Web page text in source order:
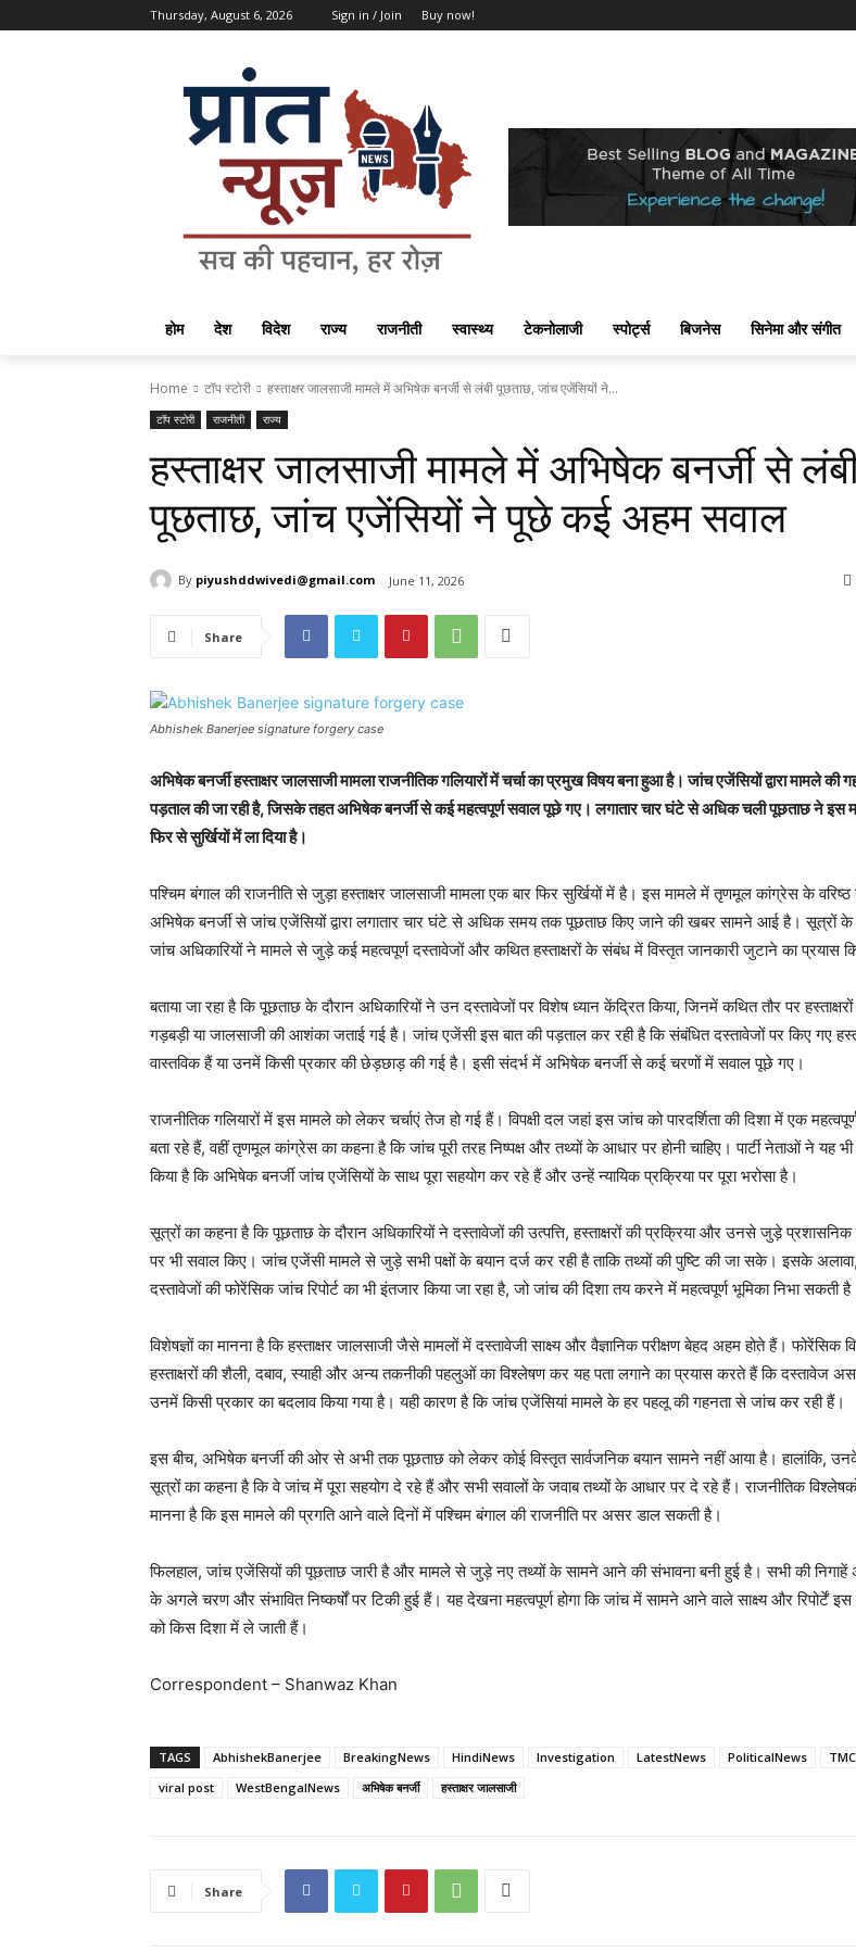
Thursday, August 6, 2026 Sign in / Join Buy now!
होम देश विदेश राज्य राजनीती स्वास्थ्य टेकनोलाजी स्पोर्ट्स बिजनेस सिनेमा और संगीत
Home टॉप स्टोरी हस्ताक्षर जालसाजी मामले में अभिषेक बनर्जी से लंबी पूछताछ, जांच एजेंसियों ने...
टॉप स्टोरी राजनीती राज्य
हस्ताक्षर जालसाजी मामले में अभिषेक बनर्जी से
पूछताछ, जांच एजेंसियों ने पूछे कई अहम सवाल
By piyushddwivedi@gmail.com June 11, 2026
Share
Abhishek Banerjee signature forgery case
अभिषेक बनर्जी हस्ताक्षर जालसाजी मामला राजनीतिक गलियारों में चर्चा का प्रमुख विषय बना हुआ है। जांच एजेंसियों द्वारा मामले की
पड़ताल की जा रही है, जिसके तहत अभिषेक बनर्जी से कई महत्वपूर्ण सवाल पूछे गए। लगातार चार घंटे से अधिक चली पूछताछ ने इस
फिर से सुर्खियों में ला दिया है।
पश्चिम बंगाल की राजनीति से जुड़ा हस्ताक्षर जालसाजी मामला एक बार फिर सुर्खियों में है। इस मामले में तृणमूल कांग्रेस के वरिष्ठ
अभिषेक बनर्जी से जांच एजेंसियों द्वारा लगातार चार घंटे से अधिक समय तक पूछताछ किए जाने की खबर सामने आई है। सूत्रों
जांच अधिकारियों ने मामले से जुड़े कई महत्वपूर्ण दस्तावेजों और कथित हस्ताक्षरों के संबंध में विस्तृत जानकारी जुटाने का प्रयास
बताया जा रहा है कि पूछताछ के दौरान अधिकारियों ने उन दस्तावेजों पर विशेष ध्यान केंद्रित किया, जिनमें कथित तौर पर
गड़बड़ी या जालसाजी की आशंका जताई गई है। जांच एजेंसी इस बात की पड़ताल कर रही है कि संबंधित दस्तावेजों पर किए गए
वास्तविक हैं या उनमें किसी प्रकार की छेड़छाड़ की गई है। इसी संदर्भ में अभिषेक बनर्जी से कई चरणों में सवाल पूछे गए।
राजनीतिक गलियारों में इस मामले को लेकर चर्चाएं तेज हो गई हैं। विपक्षी दल जहां इस जांच को पारदर्शिता की दिशा में एक
बता रहे हैं, वहीं तृणमूल कांग्रेस का कहना है कि जांच पूरी तरह निष्पक्ष और तथ्यों के आधार पर होनी चाहिए। पार्टी नेताओं ने यह भी
किया है कि अभिषेक बनर्जी जांच एजेंसियों के साथ पूरा सहयोग कर रहे हैं और उन्हें न्यायिक प्रक्रिया पर पूरा भरोसा है।
सूत्रों का कहना है कि पूछताछ के दौरान अधिकारियों ने दस्तावेजों की उत्पत्ति, हस्ताक्षरों की प्रक्रिया और उनसे जुड़े
पर भी सवाल किए। जांच एजेंसी मामले से जुड़े सभी पक्षों के बयान दर्ज कर रही है ताकि तथ्यों की पुष्टि की जा सके। इसके
दस्तावेजों की फोरेंसिक जांच रिपोर्ट का भी इंतजार किया जा रहा है, जो जांच की दिशा तय करने में महत्वपूर्ण भूमिका निभा सकती
विशेषज्ञों का मानना है कि हस्ताक्षर जालसाजी जैसे मामलों में दस्तावेजी साक्ष्य और वैज्ञानिक परीक्षण बेहद अहम होते हैं। फोरेंसिक
हस्ताक्षरों की शैली, दबाव, स्याही और अन्य तकनीकी पहलुओं का विश्लेषण कर यह पता लगाने का प्रयास करते हैं कि दस्तावेज
उनमें किसी प्रकार का बदलाव किया गया है। यही कारण है कि जांच एजेंसियां मामले के हर पहलू की गहनता से जांच कर रही हैं।
इस बीच, अभिषेक बनर्जी की ओर से अभी तक पूछताछ को लेकर कोई विस्तृत सार्वजनिक बयान सामने नहीं आया है। हालांकि,
सूत्रों का कहना है कि वे जांच में पूरा सहयोग दे रहे हैं और सभी सवालों के जवाब तथ्यों के आधार पर दे रहे हैं। राजनीतिक
मानना है कि इस मामले की प्रगति आने वाले दिनों में पश्चिम बंगाल की राजनीति पर असर डाल सकती है।
फिलहाल, जांच एजेंसियों की पूछताछ जारी है और मामले से जुड़े नए तथ्यों के सामने आने की संभावना बनी हुई है। सभी की निगाहें
के अगले चरण और संभावित निष्कर्षों पर टिकी हुई हैं। यह देखना महत्वपूर्ण होगा कि जांच में सामने आने वाले साक्ष्य और रिपोर्टें
को किस दिशा में ले जाती हैं।
Correspondent – Shanwaz Khan
TAGS AbhishekBanerjee BreakingNews HindiNews Investigation LatestNews PoliticalNews
TMC
viral post
WestBengalNews अभिषेक बनर्जी हस्ताक्षर जालसाजी
Share